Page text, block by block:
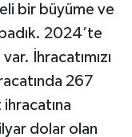
bir büyüme ve
2024’te
İhracatımızı
267
dolar olan